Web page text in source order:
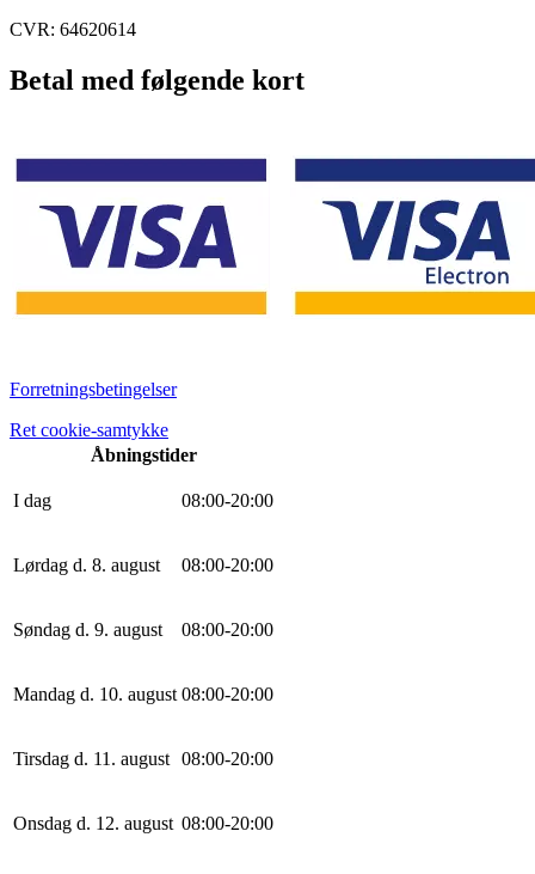
CVR: 64620614
Betal med følgende kort
Forretningsbetingelser
Ret cookie-samtykke
Åbningstider
I dag 08:00-20:00
Lørdag d. 8. august 08:00-20:00
Søndag d. 9. august 08:00-20:00
Mandag d. 10. august 08:00-20:00
Tirsdag d. 11. august 08:00-20:00
Onsdag d. 12. august 08:00-20:00